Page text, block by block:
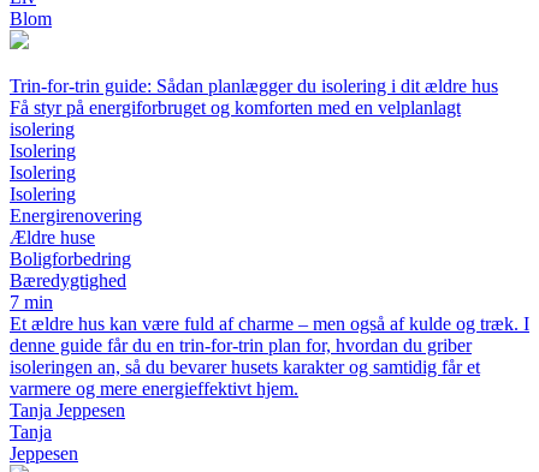
Blom
Trin-for-trin guide: Sådan planlægger du isolering i dit ældre hus
Få styr på energiforbruget og komforten med en velplanlagt
isolering
Isolering
Isolering
Isolering
Energirenovering
Ældre huse
Boligforbedring
Bæredygtighed
7 min
Et ældre hus kan være fuld af charme – men også af kulde og træk. I
denne guide får du en trin-for-trin plan for, hvordan du griber
isoleringen an, så du bevarer husets karakter og samtidig får et
varmere og mere energieffektivt hjem.
Tanja Jeppesen
Tanja
Jeppesen